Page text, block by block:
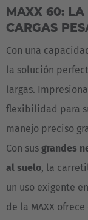
English Neutral
MAXX 60: LA
CARGAS
Con una
la solución
largas.
flexibilidad para
manejo preciso
Con sus grandes
al suelo, la
un uso exigente
de la MAXX